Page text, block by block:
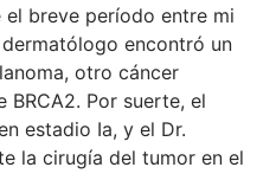
breve período entre mi
encontró un
otro cáncer
Por suerte, el
estadio Ia, y el Dr.
la cirugía del tumor en el